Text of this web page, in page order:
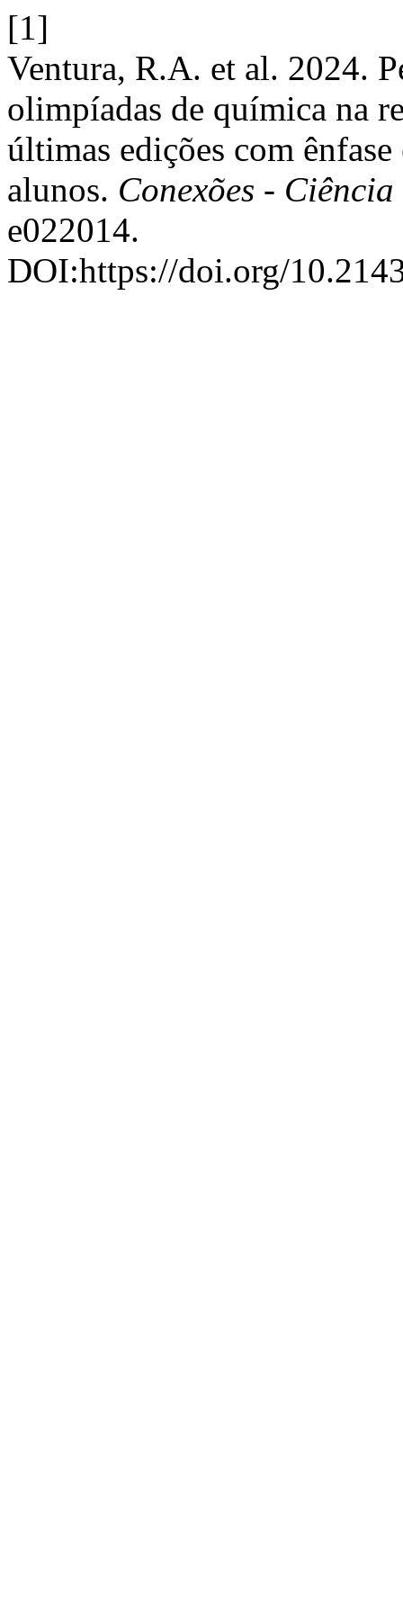
[1]
Ventura, R.A. et al. 2024.
olimpíadas de química na
últimas edições com
alunos. Conexões -
e022014.
DOI:https://doi.org/